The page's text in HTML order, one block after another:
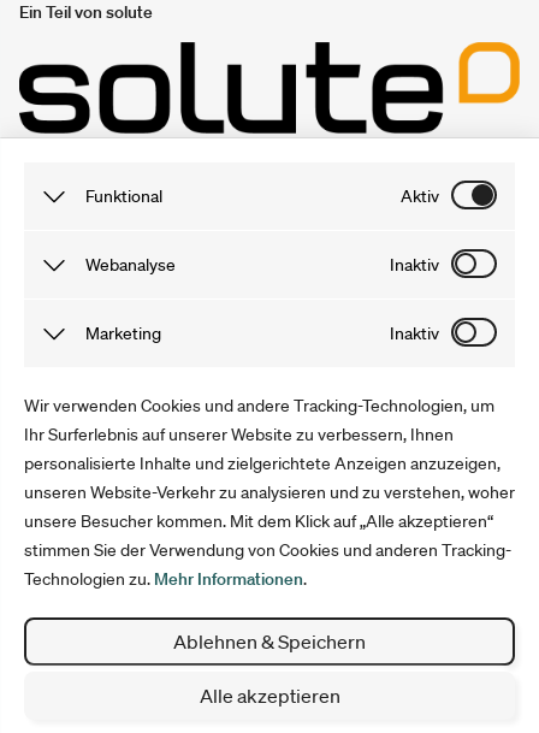
Funktional Aktiv
Funktionale Cookies sind notwendig, damit du unsere
uns gewonnenen Informationen werden anonymisiert und
Webanalyse Inaktiv
Tracking Cookies speichern Informationen, dank derer wir
verstehen können. Mit Tools wie Google Analytics
optimieren wir anschließend unser Angebot und Marketing.
Marketing Inaktiv
Marketing Cookies sammeln Informationen, mit denen wir
unsere Webseite verbessern können. Sie helfen uns,
Werbung auszuspielen, welche die User interessiert. Die
Informationen werden anonym erfasst und für die Dauer
deines Aufenthalts gespeichert.
Wir verwenden Cookies und andere Tracking-Technologien, um
Ihr Surferlebnis auf unserer Website zu verbessern, Ihnen
personalisierte Inhalte und zielgerichtete Anzeigen anzuzeigen,
unseren Website-Verkehr zu analysieren und zu verstehen, woher
unsere Besucher kommen. Mit dem Klick auf „Alle akzeptieren“
stimmen Sie der Verwendung von Cookies und anderen Tracking-
Technologien zu. Mehr Informationen.
Ablehnen & Speichern
Alle akzeptieren
Ein Teil von solute
gutschein.ch
Folge uns
Impressum